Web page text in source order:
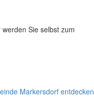
Sie selbst zum